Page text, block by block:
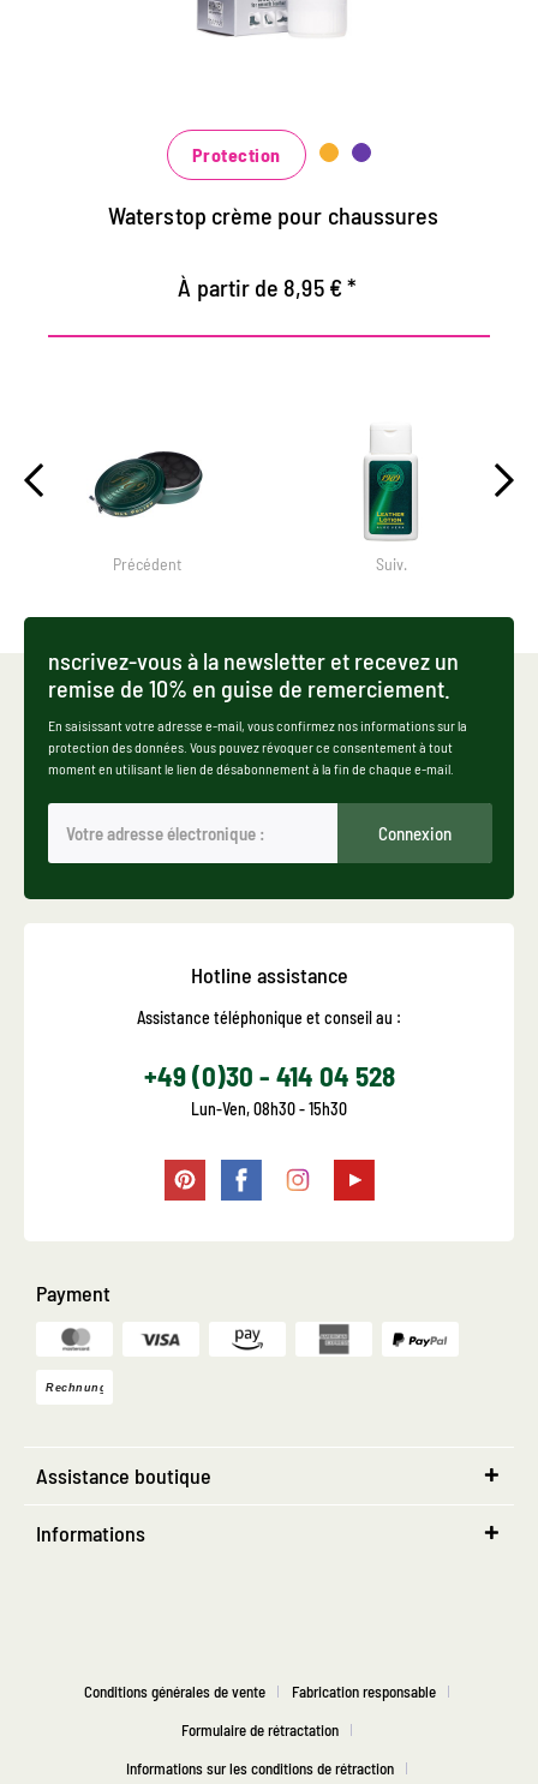
d'imprégnation
bleu, vert et rouge
Protection
Waterstop crème pour chaussures
À partir de 8,95 € *
Précédent Suiv.
nscrivez-vous à la newsletter et recevez un
remise de 10% en guise de remerciement.
En saisissant votre adresse e-mail, vous confirmez nos informations sur la
protection des données. Vous pouvez révoquer ce consentement à tout
moment en utilisant le lien de désabonnement à la fin de chaque e-mail.
Connexion
Hotline assistance
Assistance téléphonique et conseil au :
+49 (0)30 - 414 04 528
Lun-Ven, 08h30 - 15h30
Payment
Assistance boutique
Informations
Conditions générales de vente
Fabrication responsable
Formulaire de rétractation
Informations sur les conditions de rétraction